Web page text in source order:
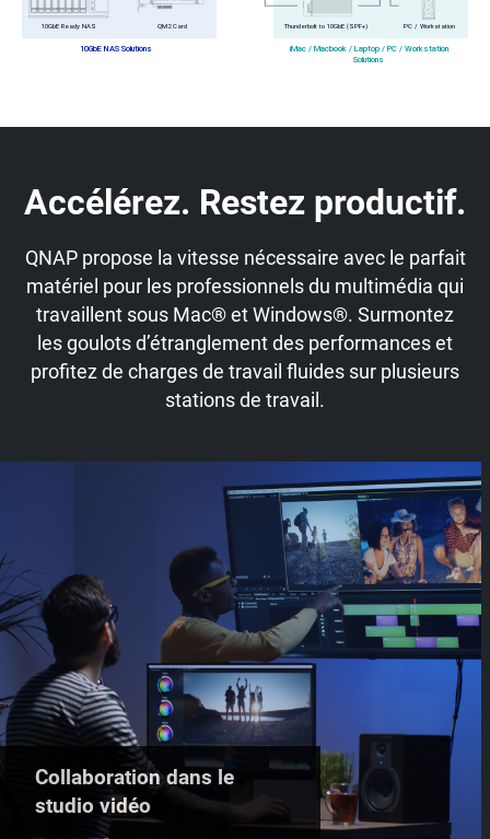
Accélérez. Restez productif.
QNAP propose la vitesse nécessaire avec le parfait
matériel pour les professionnels du multimédia qui
travaillent sous Mac® et Windows®. Surmontez
les goulots d’étranglement des performances et
profitez de charges de travail fluides sur plusieurs
stations de travail.
Collaboration dans le
studio vidéo